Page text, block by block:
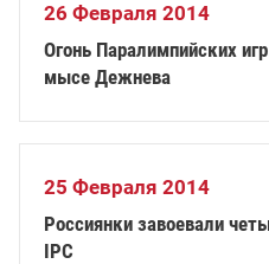
26 Февраля 2014
Огонь Паралимпийских
мысе Дежнева
25 Февраля 2014
Россиянки завоевали
IPC